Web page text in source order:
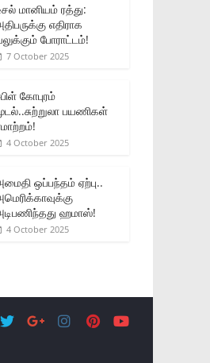
மானியம் ரத்து:
எதிராக
போராட்டம்!
7 October 2025
கோபுரம்
பயணிகள்
4 October 2025
ஒப்பந்தம் ஏற்பு..
ஹமாஸ்!
4 October 2025